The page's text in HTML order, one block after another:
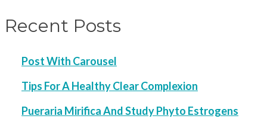
Recent Posts
Post With Carousel
Tips For A Healthy Clear Complexion
Pueraria Mirifica And Study Phyto Estrogens